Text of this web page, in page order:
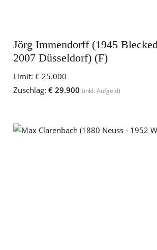
Jörg Immendorff (1945
2007 Düsseldorf) (F)
Limit: € 25.000
Zuschlag: € 29.900 (inkl. Aufgeld)